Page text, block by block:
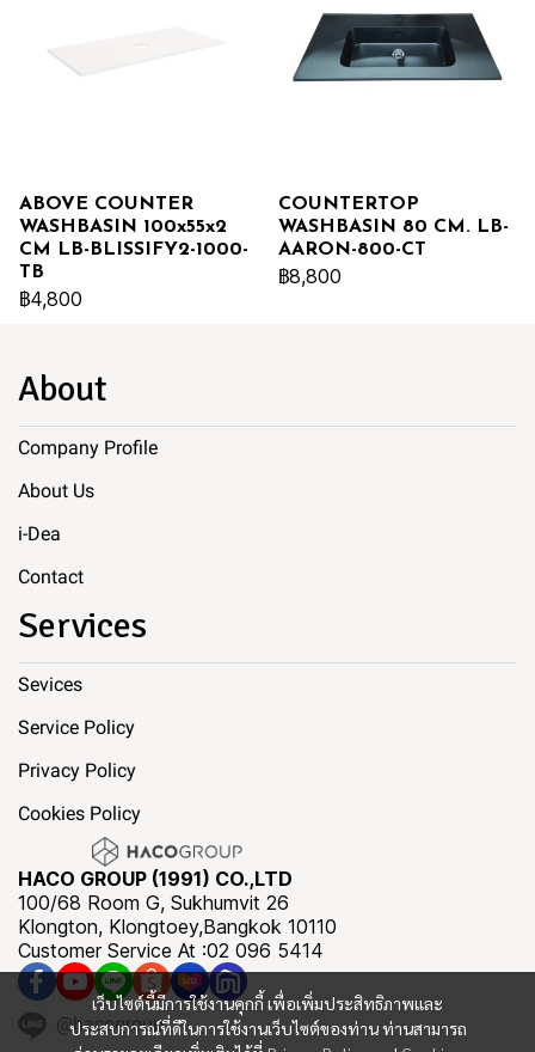
ABOVE COUNTER
WASHBASIN 100x55x2
CM LB-BLISSIFY2-1000-
TB
฿4,800
COUNTERTOP
WASHBASIN 80 CM. LB-
AARON-800-CT
฿8,800
เว็บไซต์นี้มีการใช้งานคุกกี้ เพื่อเพิ่มประสิทธิภาพและ
ประสบการณ์ที่ดีในการใช้งานเว็บไซต์ของท่าน ท่านสามารถ
About
Company Profile
About Us
i-Dea
Contact
Services
Sevices
Service Policy
Privacy Policy
Cookies Policy
HACO GROUP (1991) CO.,LTD
100/68 Room G, Sukhumvit 26
Klongton, Klongtoey,Bangkok 10110
Customer Service At :02 096 5414
@hacogroup